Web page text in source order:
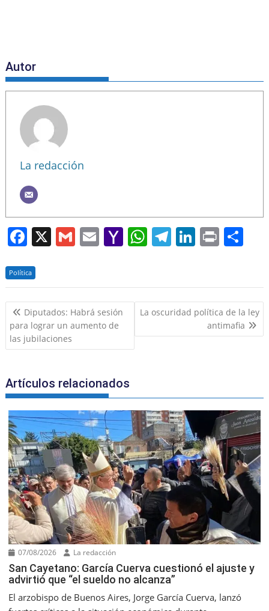
Autor
La redacción
F
c
e
b
o
o
X G
l
E
l
Y
o
M
ai
W
s
A
p
T
gr
a
m
Li
e
dI
n
Pr
e
Política
Navegación
de
entradas
Diputados: Habrá sesión
para lograr un aumento de
las jubilaciones
La oscuridad política de la ley
antimafia
Artículos relacionados
07/08/2026 La redacción
San Cayetano: García Cuerva cuestionó el ajuste y
advirtió que “el sueldo no alcanza”
El arzobispo de Buenos Aires, Jorge García Cuerva, lanzó